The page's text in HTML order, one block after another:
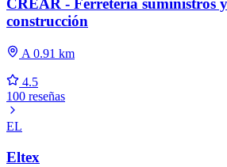
CREAR - Ferretería suministros
construcción
A 0.91 km
4.5
100 reseñas
EL
Eltex